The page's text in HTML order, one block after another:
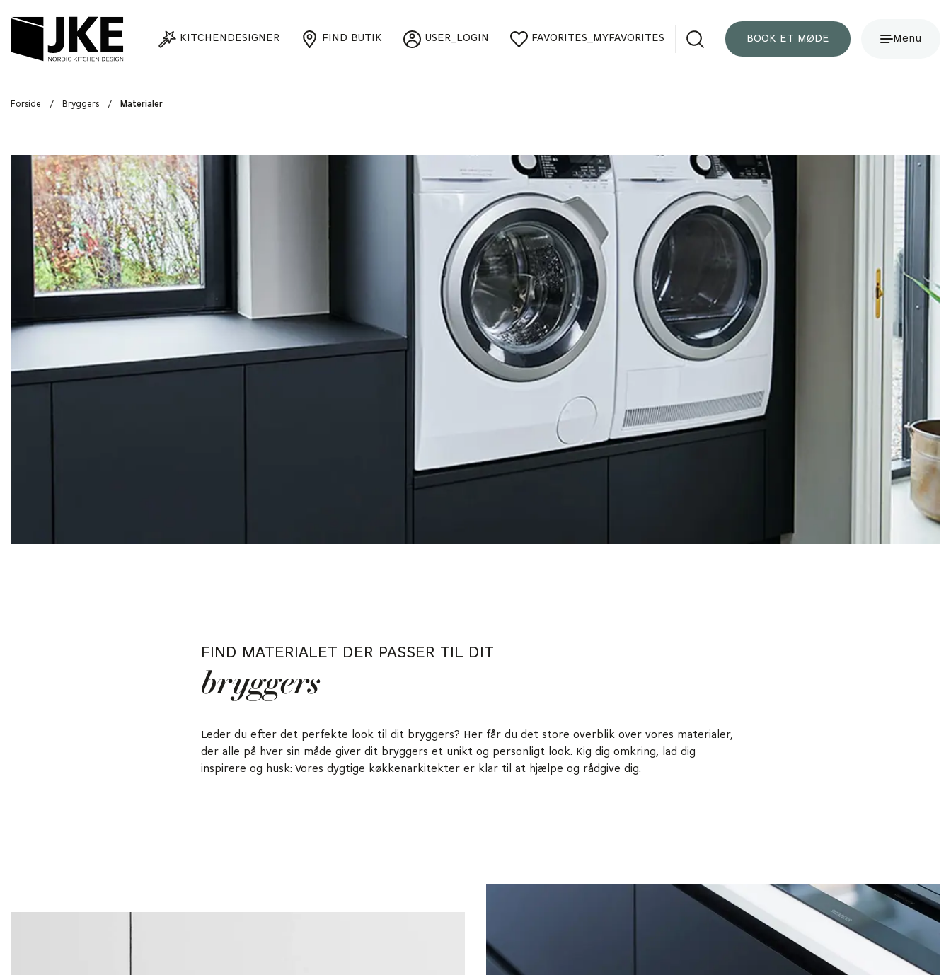
KITCHENDESIGNER FIND BUTIK USER_LOGIN FAVORITES_MYFAVORITES BOOK ET MØDE Menu
Forside / Bryggers / Materialer
FIND MATERIALET DER PASSER TIL DIT
bryggers
Leder du efter det perfekte look til dit bryggers? Her får du det store overblik over vores materialer,
der alle på hver sin måde giver dit bryggers et unikt og personligt look. Kig dig omkring, lad dig
inspirere og husk: Vores dygtige køkkenarkitekter er klar til at hjælpe og rådgive dig.